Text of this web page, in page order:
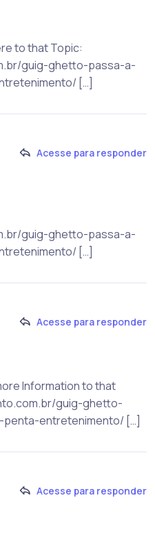
to that Topic:
guig-ghetto-passa-a-
[…]
Acesse para responder
guig-ghetto-passa-a-
[…]
Acesse para responder
Information to that
guig-ghetto-
entretenimento/ […]
Acesse para responder